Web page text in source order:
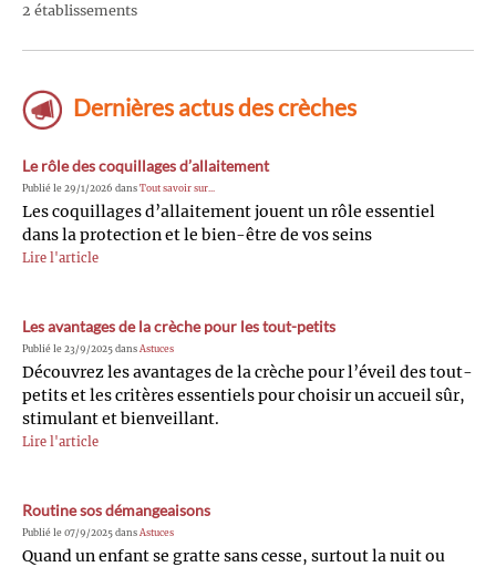
2 établissements
Dernières actus des crèches
Le rôle des coquillages d’allaitement
Publié le 29/1/2026 dans Tout savoir sur...
Les coquillages d’allaitement jouent un rôle essentiel
dans la protection et le bien-être de vos seins
Lire l'article
Les avantages de la crèche pour les tout-petits
Publié le 23/9/2025 dans Astuces
Découvrez les avantages de la crèche pour l’éveil des tout-
petits et les critères essentiels pour choisir un accueil sûr,
stimulant et bienveillant.
Lire l'article
Routine sos démangeaisons
Publié le 07/9/2025 dans Astuces
Quand un enfant se gratte sans cesse, surtout la nuit ou